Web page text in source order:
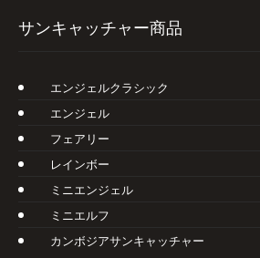
サンキャッチャー商品
エンジェルクラシック
エンジェル
フェアリー
レインボー
ミニエンジェル
ミニエルフ
カンボジアサンキャッチャー